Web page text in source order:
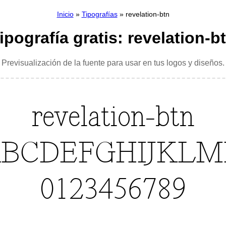
Inicio» Tipografías» revelation-btn
gratis: revelation-
Previsualización de la fuente para usar en tus logos y diseños.
revelation-btn
0123456789